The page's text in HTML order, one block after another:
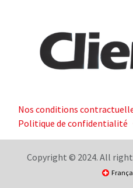
Nos conditions
Politique de confidentialité
Copyright © 2024. All